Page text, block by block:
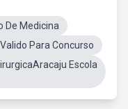
De Medicina
Para Concurso
Escola